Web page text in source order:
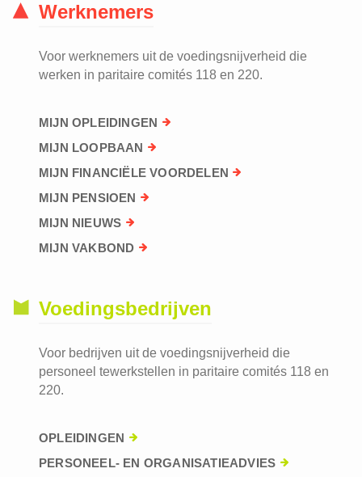
Werknemers
Voor werknemers uit de voedingsnijverheid die
werken in paritaire comités 118 en 220.
MIJN OPLEIDINGEN
MIJN LOOPBAAN
MIJN FINANCIËLE VOORDELEN
MIJN PENSIOEN
MIJN NIEUWS
MIJN VAKBOND
Voedingsbedrijven
Voor bedrijven uit de voedingsnijverheid die
personeel tewerkstellen in paritaire comités 118 en
220.
OPLEIDINGEN
PERSONEEL- EN ORGANISATIEADVIES